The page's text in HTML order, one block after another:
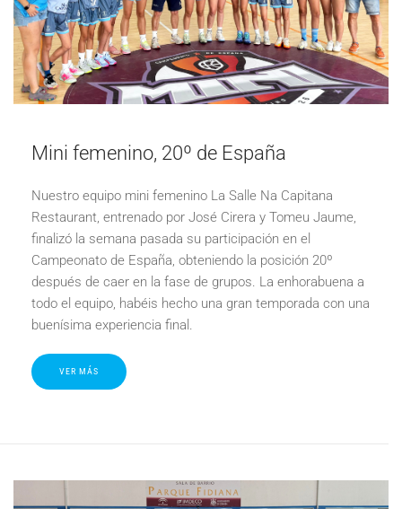
Mini femenino, 20º de España
Nuestro equipo mini femenino La Salle Na Capitana
Restaurant, entrenado por José Cirera y Tomeu Jaume,
finalizó la semana pasada su participación en el
Campeonato de España, obteniendo la posición 20º
después de caer en la fase de grupos. La enhorabuena a
todo el equipo, habéis hecho una gran temporada con una
buenísima experiencia final.
VER MÁS